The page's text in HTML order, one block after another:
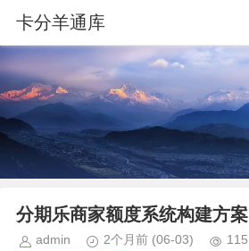
卡分羊通库
分期乐商家额度系统构建方案
admin 2个月前 (06-03) 115